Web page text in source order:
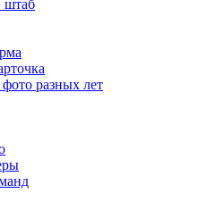
штаб
разных лет